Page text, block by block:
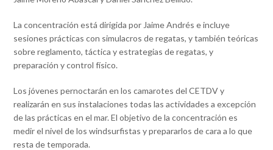
La concentración está dirigida por Jaime Andrés e incluye
sesiones prácticas con simulacros de regatas, y también teóricas
sobre reglamento, táctica y estrategias de regatas, y
preparación y control físico.
Los jóvenes pernoctarán en los camarotes del CETDV y
realizarán en sus instalaciones todas las actividades a excepción
de las prácticas en el mar. El objetivo de la concentración es
medir el nivel de los windsurfistas y prepararlos de cara a lo que
resta de temporada.